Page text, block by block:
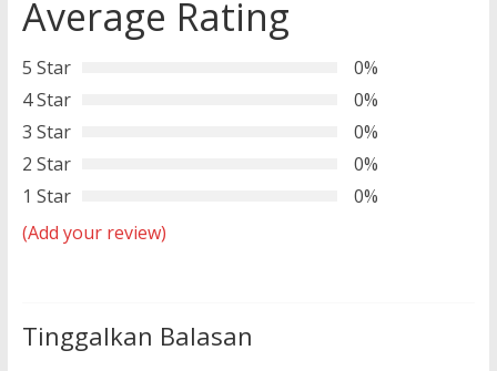
Average Rating
5 Star
0%
4 Star
0%
3 Star
0%
2 Star
0%
1 Star
0%
(Add your review)
Tinggalkan Balasan